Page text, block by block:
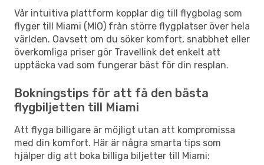
Vår intuitiva plattform kopplar dig till flygbolag som
flyger till Miami (MIO) från större flygplatser över hela
världen. Oavsett om du söker komfort, snabbhet eller
överkomliga priser gör Travellink det enkelt att
upptäcka vad som fungerar bäst för din resplan.
Bokningstips för att få den bästa
flygbiljetten till Miami
Att flyga billigare är möjligt utan att kompromissa
med din komfort. Här är några smarta tips som
hjälper dig att boka billiga biljetter till Miami: